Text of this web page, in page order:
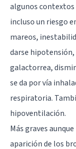
algunos
incluso un riesgo
mareos,
darse hipotensión,
galactorrea,
se da por vía
respiratoria.
hipoventilación.
Más graves
aparición de los